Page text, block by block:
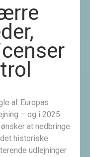
af Europas
– og i 2025
at nedbringe
historiske
udlejninger